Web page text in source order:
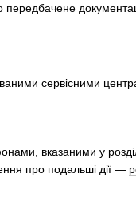
сервісними
вказаними у
про подальші дії —